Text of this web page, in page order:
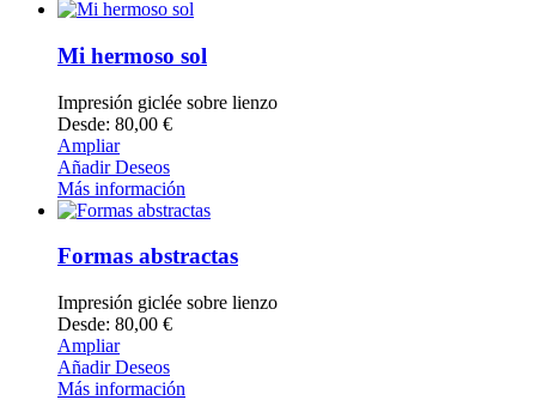
Mi hermoso sol
Impresión giclée sobre lienzo
Desde: 80,00 €
Ampliar
Añadir Deseos
Más información
Formas abstractas
Impresión giclée sobre lienzo
Desde: 80,00 €
Ampliar
Añadir Deseos
Más información